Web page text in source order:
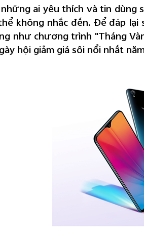
ai yêu thích và tin dùng
không nhắc đến. Để đáp
như chương trình "Tháng
hội giảm giá sôi nổi nhất